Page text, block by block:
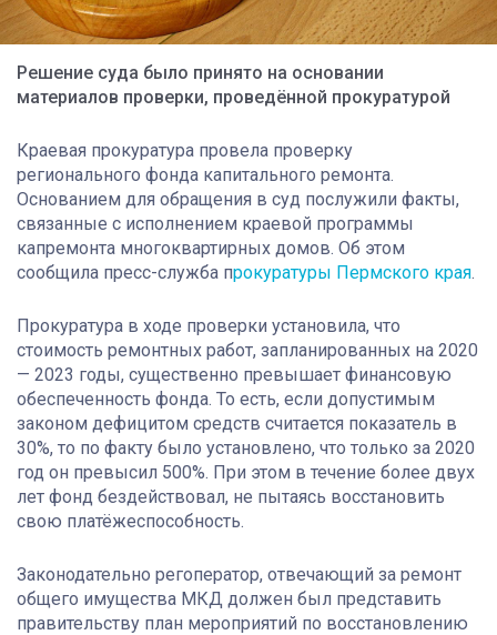
Решение суда было принято на основании
материалов проверки, проведённой прокуратурой
Краевая прокуратура провела проверку
регионального фонда капитального ремонта.
Основанием для обращения в суд послужили факты,
связанные с исполнением краевой программы
капремонта многоквартирных домов. Об этом
сообщила пресс-служба прокуратуры Пермского края.
Прокуратура в ходе проверки установила, что
стоимость ремонтных работ, запланированных на 2020
— 2023 годы, существенно превышает финансовую
обеспеченность фонда. То есть, если допустимым
законом дефицитом средств считается показатель в
30%, то по факту было установлено, что только за 2020
год он превысил 500%. При этом в течение более двух
лет фонд бездействовал, не пытаясь восстановить
свою платёжеспособность.
Законодательно регоператор, отвечающий за ремонт
общего имущества МКД должен был представить
правительству план мероприятий по восстановлению